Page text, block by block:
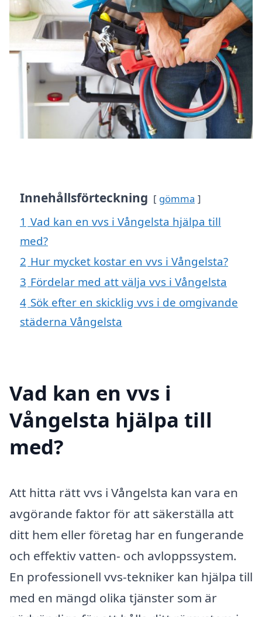
Innehållsförteckning gömma
1 Vad kan en vvs i Vångelsta hjälpa till
med?
2 Hur mycket kostar en vvs i Vångelsta?
3 Fördelar med att välja vvs i Vångelsta
4 Sök efter en skicklig vvs i de omgivande
städerna Vångelsta
Vad kan en vvs i
Vångelsta hjälpa till
med?
Att hitta rätt vvs i Vångelsta kan vara en
avgörande faktor för att säkerställa att
ditt hem eller företag har en fungerande
och effektiv vatten- och avloppssystem.
En professionell vvs-tekniker kan hjälpa till
med en mängd olika tjänster som är